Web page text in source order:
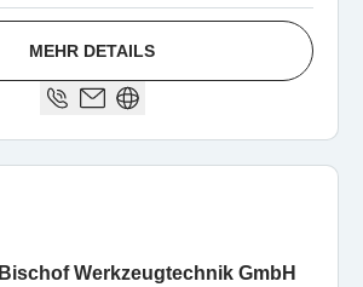
MEHR DETAILS
Bischof Werkzeugtechnik GmbH